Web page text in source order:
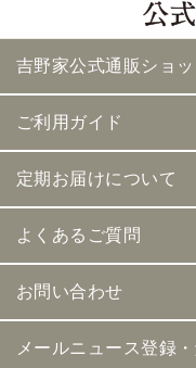
吉野家公式通販ショ
ご利用ガイド
定期お届けについて
よくあるご質問
お問い合わせ
メールニュース登録